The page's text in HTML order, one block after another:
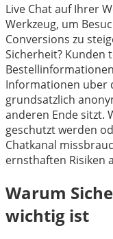
Live Chat auf Ihrer
Werkzeug, um
Conversions zu
Sicherheit? Kunden
Informationen uber
grundsatzlich
anderen Ende sitzt.
geschutzt werden
Chatkanal
ernsthaften Risiken
Warum
wichtig ist